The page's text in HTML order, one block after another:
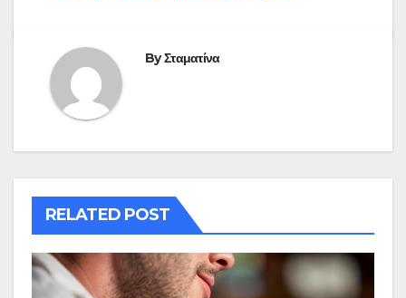
ByΣταματίνα
RELATED POST